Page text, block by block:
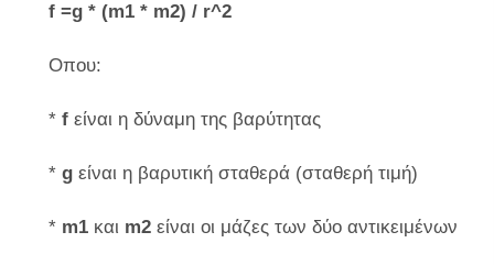
f =g * (m1 * m2) / r^2
Οπου:
* f είναι η δύναμη της βαρύτητας
* g είναι η βαρυτική σταθερά (σταθερή τιμή)
* m1 και m2 είναι οι μάζες των δύο αντικειμένων